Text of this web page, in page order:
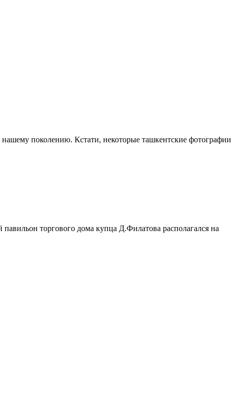
поколению. Кстати, некоторые ташкентские фотографии
торгового дома купца Д.Филатова располагался на